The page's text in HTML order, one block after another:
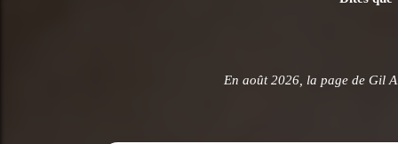
En août 2026, la page de Gil